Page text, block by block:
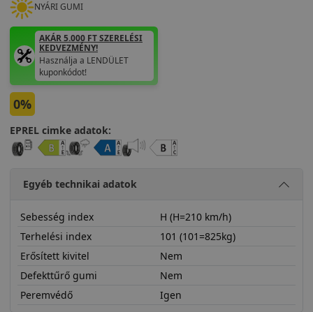
NYÁRI GUMI
AKÁR 5.000 FT SZERELÉSI
KEDVEZMÉNY!
Használja a LENDÜLET
kuponkódot!
0%
EPREL cimke adatok:
Egyéb technikai adatok
Sebesség index
H (H=210 km/h)
Terhelési index
101 (101=825kg)
Erősített kivitel
Nem
Defekttűrő gumi
Nem
Peremvédő
Igen